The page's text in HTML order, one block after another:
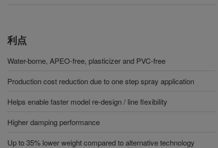
利点
Water-borne, APEO-free, plasticizer and PVC-free
Production cost reduction due to one step spray application
Helps enable faster model re-design / line flexibility
Higher damping performance
Up to 35% lower weight compared to alternative technology